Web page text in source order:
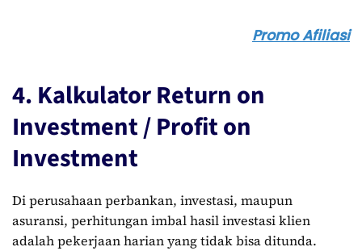
Promo Afiliasi
4. Kalkulator Return on
Investment / Profit on
Investment
Di perusahaan perbankan, investasi, maupun
asuransi, perhitungan imbal hasil investasi klien
adalah pekerjaan harian yang tidak bisa ditunda.